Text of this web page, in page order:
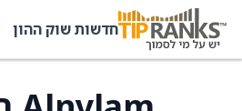
חדשות שוק ההון